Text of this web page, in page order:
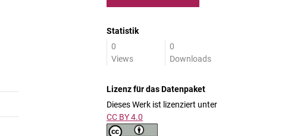
Statistik
0
Views
0
Downloads
Lizenz für das Datenpaket
Dieses Werk ist lizenziert unter
CC BY 4.0